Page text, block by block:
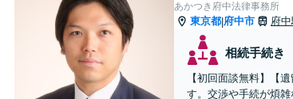
あかつき府中法律事務所
東京都|府中市 府中
相続手続き
【初回面談無料】【
す。交渉や手続が煩